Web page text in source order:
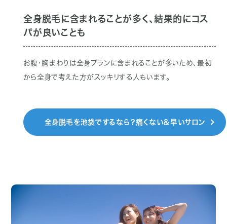
全身脱毛に含まれることが多く、結果的にコス
パが良いことも
お腹・胸まわりは全身プランに含まれることが多いため、最初
から全身で考えた方がスッキリする人もいます。
全身脱毛を池袋でするなら？痛くない＆早いサロン